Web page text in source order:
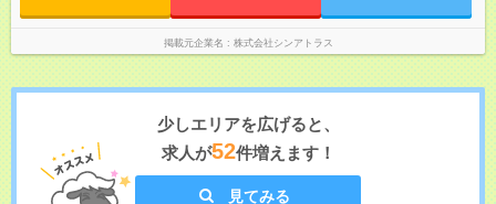
掲載元企業名 株式会社シンアトラス
少しエリアを広げると、
求人が52件増えます！
見てみる